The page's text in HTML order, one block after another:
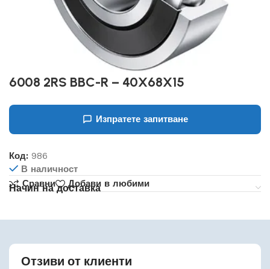
6008 2RS BBC-R – 40X68X15
Изпратете запитване
Код: 986
В наличност
Сравни
Добави в любими
Начин на доставка
Отзиви от клиенти